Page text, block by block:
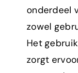
onderdeel
zowel
Het
zorgt